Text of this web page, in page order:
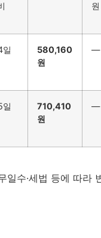
원
일
580,160
원
—
일
710,410
원
—
일수·세법 등에 따라